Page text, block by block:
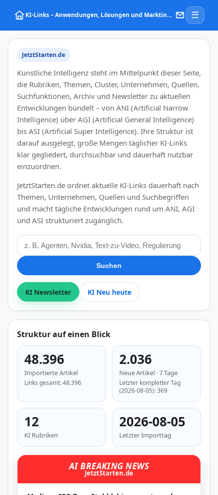
KI‑Links – Anwendungen, Lösungen und Marktinformationen zu Künstlicher Intelligenz ☰
KI‑Links auf
JetztStarten.de
Künstliche Intelligenz steht im Mittelpunkt dieser Seite,
die Rubriken, Themen, Cluster, Unternehmen, Quellen,
Suchfunktionen, Archiv und Newsletter zu aktuellen
Entwicklungen bündelt – von ANI (Artificial Narrow
Intelligence) über AGI (Artificial General Intelligence)
bis ASI (Artificial Super Intelligence). Ihre Struktur ist
darauf ausgelegt, große Mengen täglicher KI-Links
klar gegliedert, durchsuchbar und dauerhaft nutzbar
einzuordnen.
JetztStarten.de ordnet aktuelle KI-Links dauerhaft nach
Themen, Unternehmen, Quellen und Suchbegriffen
und macht tägliche Entwicklungen rund um ANI, AGI
und ASI strukturiert zugänglich.
KI Suche
Suchen
KI Newsletter KI Neu heute
Struktur auf einen Blick
48.396
Importierte Artikel
Links gesamt: 48.396
2.036
Neue Artikel · 7 Tage
Letzter kompletter Tag
(2026-08-05): 369
12
KI Rubriken
2026-08-05
Letzter Importtag
AI BREAKING NEWS
JetztStarten.de